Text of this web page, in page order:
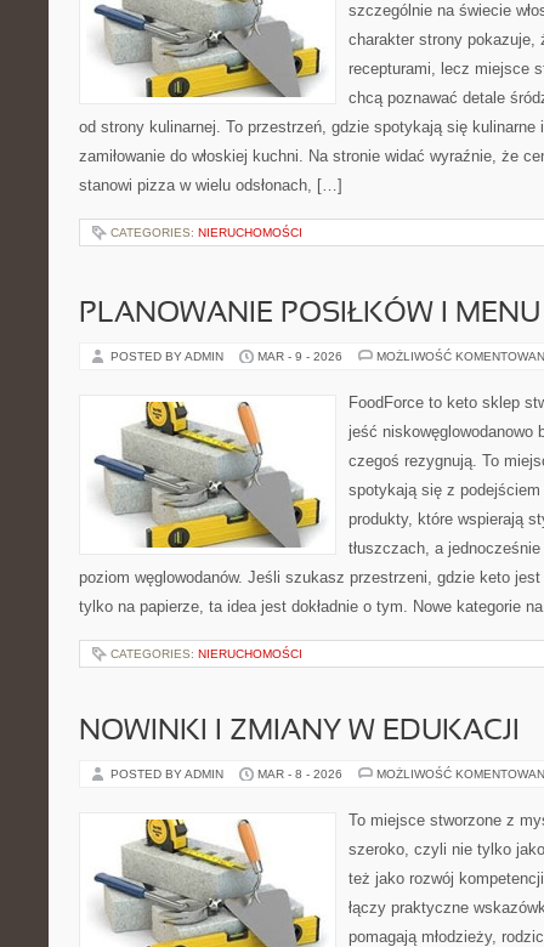
szczególnie na świecie
charakter strony
recepturami, lecz miejsce
chcą poznawać detale
od strony kulinarnej. To przestrzeń, gdzie spotykają się
zamiłowanie do włoskiej kuchni. Na stronie widać wyraźnie, że
stanowi pizza w wielu odsłonach, […]
CATEGORIES: NIERUCHOMOŚCI
PLANOWANIE POSIŁKÓW I MENU
POSTED BY ADMIN MAR - 9 - 2026 MOŻLIWOŚĆ
FoodForce to keto sklep
jeść niskowęglowodanowo
czegoś rezygnują. To
spotykają się z
produkty, które wspierają
tłuszczach, a
poziom węglowodanów. Jeśli szukasz przestrzeni, gdzie keto
tylko na papierze, ta idea jest dokładnie o tym. Nowe kategorie
CATEGORIES: NIERUCHOMOŚCI
NOWINKI I ZMIANY W EDUKACJI
POSTED BY ADMIN MAR - 8 - 2026 MOŻLIWOŚĆ
To miejsce stworzone z
szeroko, czyli nie tylko
też jako rozwój
łączy praktyczne
pomagają młodzieży,